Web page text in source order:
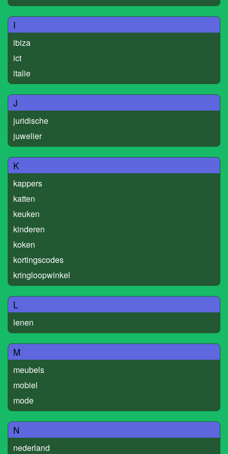
I
ibiza
ict
italie
J
juridische
juwelier
K
kappers
katten
keuken
kinderen
koken
kortingscodes
kringloopwinkel
L
lenen
M
meubels
mobiel
mode
N
nederland